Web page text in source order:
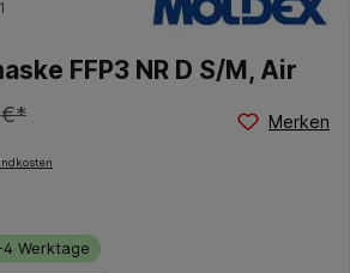
FFP3 NR D S/M, Air
Merken
Werktage